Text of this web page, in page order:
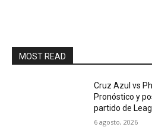
MOST READ
Cruz Azul vs
Pronóstico y
partido de
6 agosto, 2026